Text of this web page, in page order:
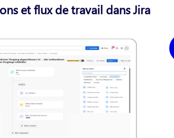
et flux de travail dans Jira